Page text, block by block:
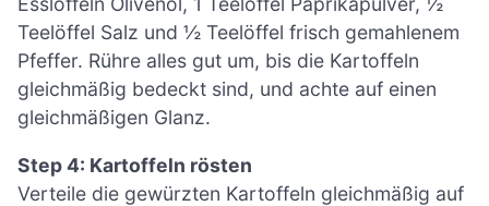
Teelöffel Salz und ½ Teelöffel frisch gemahlenem
Pfeffer. Rühre alles gut um, bis die Kartoffeln
gleichmäßig bedeckt sind, und achte auf einen
gleichmäßigen Glanz.
Step 4: Kartoffeln rösten
Verteile die gewürzten Kartoffeln gleichmäßig auf